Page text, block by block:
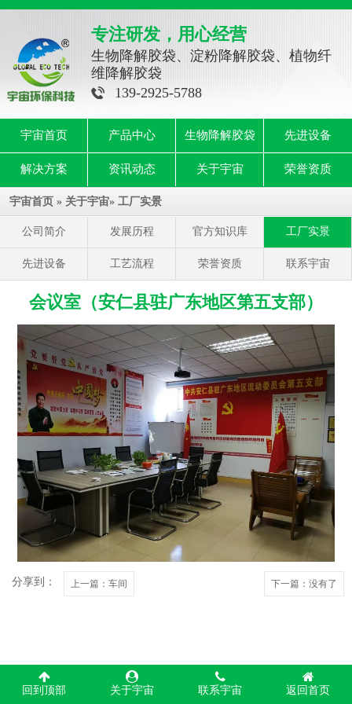
专注研发，用心经营
生物降解胶袋、淀粉降解胶袋、植物纤
维降解胶袋
139-2925-5788
宇宙首页 产品中心 生物降解胶袋 先进设备
解决方案 资讯动态 关于宇宙 荣誉资质
宇宙首页 » 关于宇宙» 工厂实景
公司简介 发展历程 官方知识库 工厂实景
先进设备 工艺流程 荣誉资质 联系宇宙
会议室（安仁县驻广东地区第五支部）
分享到： 上一篇 ：车间 下一篇 ：没有了
回到顶部 关于宇宙 联系宇宙 返回首页